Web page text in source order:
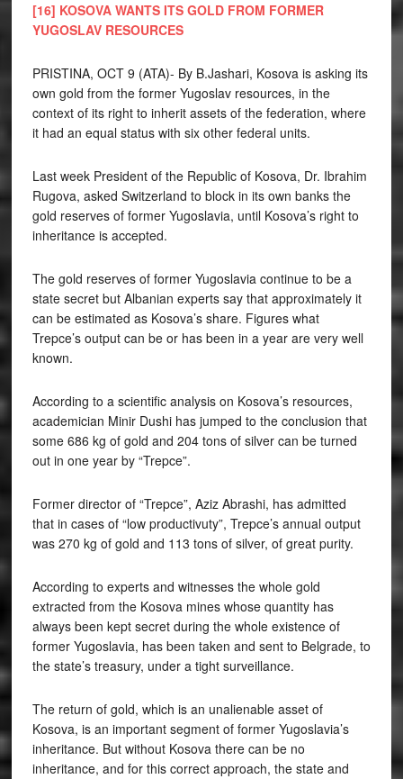
[16] KOSOVA WANTS ITS GOLD FROM FORMER
YUGOSLAV RESOURCES
PRISTINA, OCT 9 (ATA)- By B.Jashari, Kosova is asking its
own gold from the former Yugoslav resources, in the
context of its right to inherit assets of the federation, where
it had an equal status with six other federal units.
Last week President of the Republic of Kosova, Dr. Ibrahim
Rugova, asked Switzerland to block in its own banks the
gold reserves of former Yugoslavia, until Kosova’s right to
inheritance is accepted.
The gold reserves of former Yugoslavia continue to be a
state secret but Albanian experts say that approximately it
can be estimated as Kosova’s share. Figures what
Trepce’s output can be or has been in a year are very well
known.
According to a scientific analysis on Kosova’s resources,
academician Minir Dushi has jumped to the conclusion that
some 686 kg of gold and 204 tons of silver can be turned
out in one year by “Trepce”.
Former director of “Trepce”, Aziz Abrashi, has admitted
that in cases of “low productivuty”, Trepce’s annual output
was 270 kg of gold and 113 tons of silver, of great purity.
According to experts and witnesses the whole gold
extracted from the Kosova mines whose quantity has
always been kept secret during the whole existence of
former Yugoslavia, has been taken and sent to Belgrade, to
the state’s treasury, under a tight surveillance.
The return of gold, which is an unalienable asset of
Kosova, is an important segment of former Yugoslavia’s
inheritance. But without Kosova there can be no
inheritance, and for this correct approach, the state and